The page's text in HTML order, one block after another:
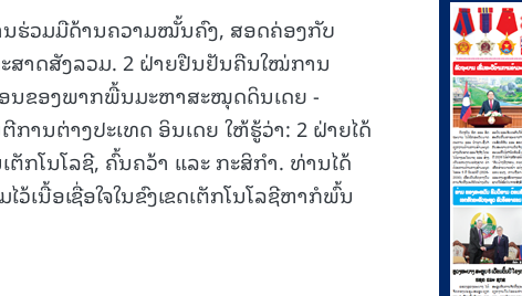
ນຮ່ວມມືດ້ານຄວາມໝັ້ນຄົງ, ສອດຄ່ອງກັບ
າດສັງລວມ. 2 ຝ່າຍຢືນຢັນຄືນໃໝ່ການ
ນຂອງພາກພື້ນມະຫາສະໝຸດດິນເດຍ -
ານຕ່າງປະເທດ ອິນເດຍ ໃຫ້ຮູ້ວ່າ: 2 ຝ່າຍໄດ້
ໂນໂລຊີ, ຄົ້ນຄວ້າ ແລະ ກະສິກຳ. ທ່ານໄດ້
ເນື້ອເຊື່ອໃຈໃນຂົງເຂດເຕັກໂນໂລຊີຫາກໍພົ້ນ